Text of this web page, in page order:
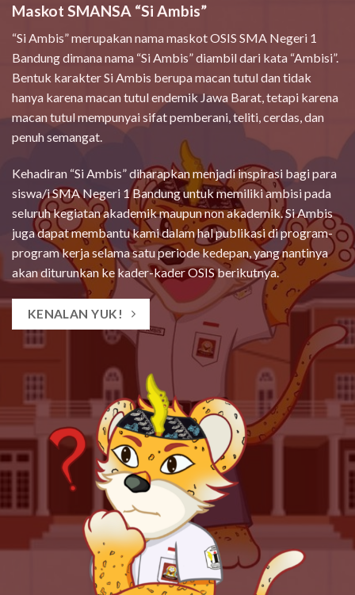
Maskot SMANSA “Si Ambis”
“Si Ambis” merupakan nama maskot OSIS SMA Negeri 1
Bandung dimana nama “Si Ambis” diambil dari kata “Ambisi”.
Bentuk karakter Si Ambis berupa macan tutul dan tidak
hanya karena macan tutul endemik Jawa Barat, tetapi karena
macan tutul mempunyai sifat pemberani, teliti, cerdas, dan
penuh semangat.
Kehadiran “Si Ambis” diharapkan menjadi inspirasi bagi para
siswa/i SMA Negeri 1 Bandung untuk memiliki ambisi pada
seluruh kegiatan akademik maupun non akademik. Si Ambis
juga dapat membantu kami dalam hal publikasi di program-
program kerja selama satu periode kedepan, yang nantinya
akan diturunkan ke kader-kader OSIS berikutnya.
KENALAN YUK!